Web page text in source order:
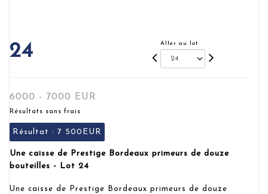
24 Aller au lot
6000 - 7000 EUR
Résultats sans frais
Résultat : 7 500EUR
Une caisse de Prestige Bordeaux primeurs de douze
bouteilles - Lot 24
Une caisse de Prestige Bordeaux primeurs de douze